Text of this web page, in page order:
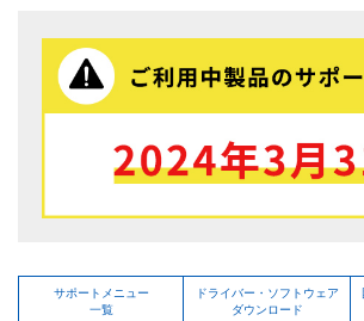
サポートメニュー
一覧
ドライバー・ソフトウェア
ダウンロード